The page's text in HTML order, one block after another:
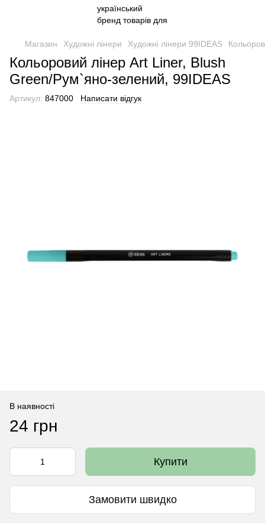
Магазин Художні лінери Художні лінери 99IDEAS
Кольоровий лінер Art Liner, Blush
Green/Рум`яно-зелений, 99IDEAS
Артикул: 847000 Написати відгук
В наявності
24 грн
Купити
Замовити швидко